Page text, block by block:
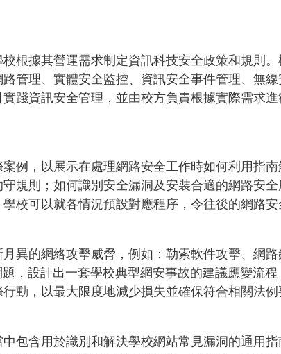
根據其營運需求制定資訊科技安全政策和規則
管理、實體安全監控、資訊安全事件管理、無
踐資訊安全管理，並由校方負責根據實際需求
例，以展示在處理網路安全工作時如何利用指南
規則；如何識別安全漏洞及安裝合適的網路安
校可以就各情況預設對應程序，令往後的網路安
異的網絡攻擊威脅，例如：勒索軟件攻擊、網路
，設計出一套學校典型網安事故的建議應變流
動，以最大限度地減少損失並確保符合相關法例
包含用於識別和解決學校網站常見漏洞的通用